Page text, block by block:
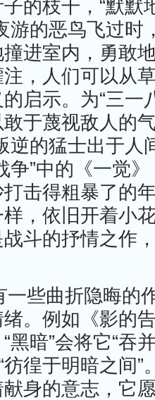
的枝干，“默默
游的恶鸟飞过时
进室内，勇敢
，人们可以从
启示。为“三一
于蔑视敌人的
逆的猛士出于人
争”中的《一觉
击得粗暴了的
，依旧开着小
斗的抒情之作
一些曲折隐晦的
。例如《影的
暗”会将它“吞
彷徨于明暗之间
身的意志，它